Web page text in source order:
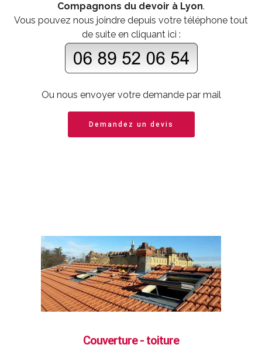
Compagnons du devoir à Lyon.
Vous pouvez nous joindre depuis votre téléphone tout
de suite en cliquant ici :
Ou nous envoyer votre demande par mail
Demandez un devis
Couverture - toiture